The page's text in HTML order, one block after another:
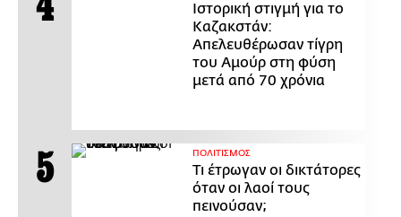
Ιστορική στιγμή για το
Καζακστάν:
Απελευθέρωσαν τίγρη
του Αμούρ στη φύση
μετά από 70 χρόνια
ΠΟΛΙΤΙΣΜΟΣ
Τι έτρωγαν οι δικτάτορες
όταν οι λαοί τους
πεινούσαν;